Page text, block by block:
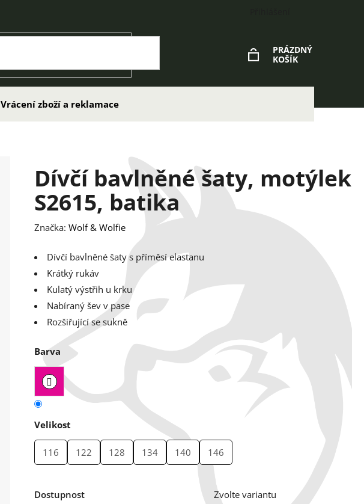
PRÁZDNÝ
KOŠÍK
Vrácení zboží a reklamace
Dívčí bavlněné šaty, motýlek
S2615, batika
Značka: Wolf & Wolfie
Dívčí bavlněné šaty s příměsí elastanu
Krátký rukáv
Kulatý výstřih u krku
Nabíraný šev v pase
Rozšiřující se sukně
Barva
Velikost
116 122 128 134 140 146
Dostupnost
Zvolte variantu